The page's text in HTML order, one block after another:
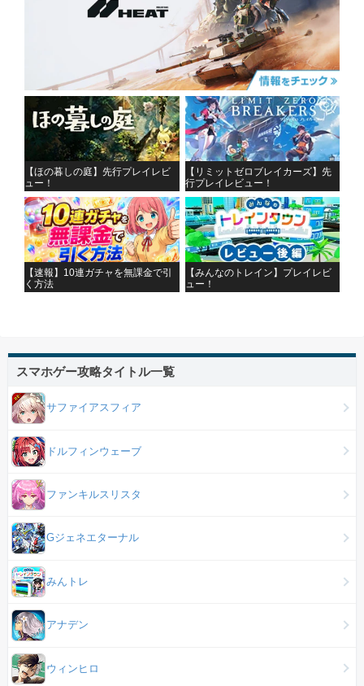
【ほの暮しの庭】先行プレイレビ
ュー！
【リミットゼロブレイカーズ】先
行プレイレビュー！
【速報】10連ガチャを無課金で引
く方法
【みんなのトレイン】プレイレビ
ュー！
スマホゲー攻略タイトル一覧
サファイアスフィア
ドルフィンウェーブ
ファンキルスリスタ
Gジェネエターナル
みんトレ
アナデン
ウィンヒロ